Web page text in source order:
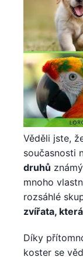
Věděli jste,
současnosti
druhů
mnoho
rozsáhlé
zvířata,
Díky
koster se